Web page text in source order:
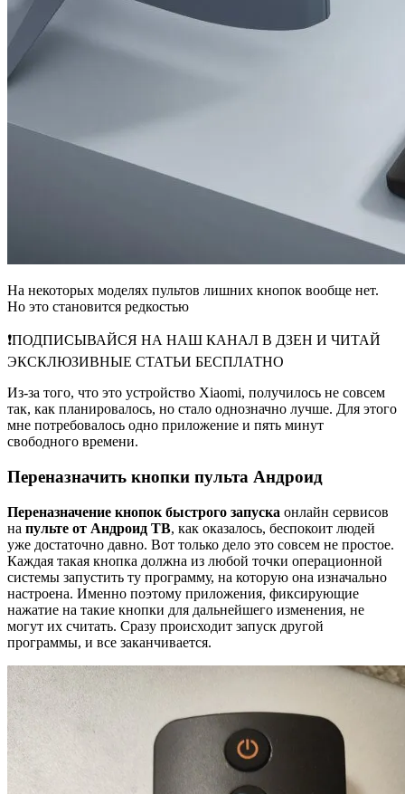
На некоторых моделях пультов лишних кнопок вообще нет.
Но это становится редкостью
❗️ПОДПИСЫВАЙСЯ НА НАШ КАНАЛ В ДЗЕН И ЧИТАЙ
ЭКСКЛЮЗИВНЫЕ СТАТЬИ БЕСПЛАТНО
Из-за того, что это устройство Xiaomi, получилось не совсем
так, как планировалось, но стало однозначно лучше. Для этого
мне потребовалось одно приложение и пять минут
свободного времени.
Переназначить кнопки пульта Андроид
Переназначение кнопок быстрого запуска онлайн сервисов
на пульте от Андроид ТВ, как оказалось, беспокоит людей
уже достаточно давно. Вот только дело это совсем не простое.
Каждая такая кнопка должна из любой точки операционной
системы запустить ту программу, на которую она изначально
настроена. Именно поэтому приложения, фиксирующие
нажатие на такие кнопки для дальнейшего изменения, не
могут их считать. Сразу происходит запуск другой
программы, и все заканчивается.